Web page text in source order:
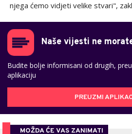
njega ćemo vidjeti velike stvari",
Naše vijesti ne
Budite bolje informisani od drugih,
aplikaciju
PREUZMI
MOŽDA ĆE VAS ZANIMATI